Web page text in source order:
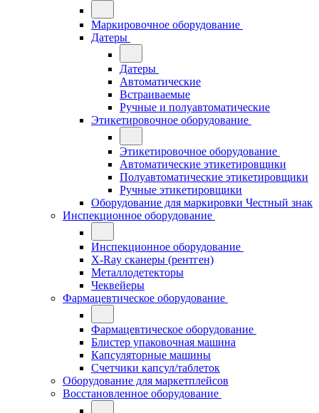
Маркировочное оборудование
Датеры
Датеры
Автоматические
Встраиваемые
Ручные и полуавтоматические
Этикетировочное оборудование
Этикетировочное оборудование
Автоматические этикетировщики
Полуавтоматические этикетировщики
Ручные этикетировщики
Оборудование для маркировки Честный знак
Инспекционное оборудование
Инспекционное оборудование
X-Ray сканеры (рентген)
Металлодетекторы
Чеквейеры
Фармацевтическое оборудование
Фармацевтическое оборудование
Блистер упаковочная машина
Капсуляторные машины
Счетчики капсул/таблеток
Оборудование для маркетплейсов
Восстановленное оборудование